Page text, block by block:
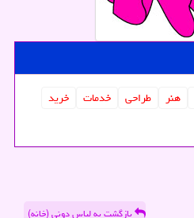
هنر طراحی خدمات
خرید
بازگشت به لباس دونی (خانه)